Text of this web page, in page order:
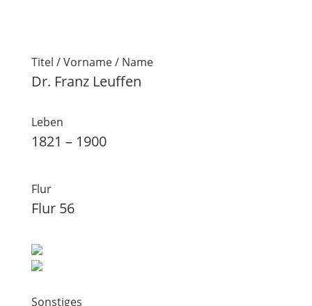
Titel / Vorname / Name
Dr. Franz Leuffen
Leben
1821 – 1900
Flur
Flur 56
Sonstiges